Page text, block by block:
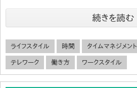
続きを読む
ライフスタイル 時間 タイムマネジメント
テレワーク 働き方 ワークスタイル